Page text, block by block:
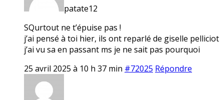
patate12
SQurtout ne t’épuise pas !
j’ai pensé à toi hier, ils ont reparlé de giselle pelliciot
j’ai vu sa en passant ms je ne sait pas pourquoi
25 avril 2025 à 10 h 37 min #72025 Répondre